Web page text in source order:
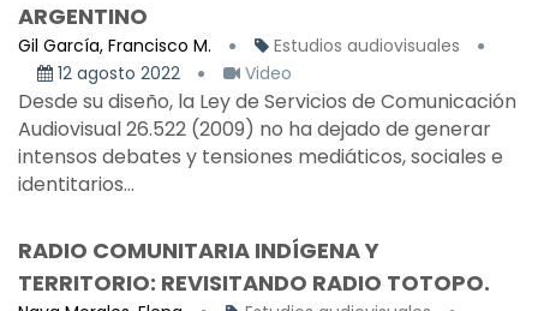
ARGENTINO
Gil García, Francisco M.
Estudios audiovisuales
12 agosto 2022
Video
Desde su diseño, la Ley de Servicios de Comunicación
Audiovisual 26.522 (2009) no ha dejado de generar
intensos debates y tensiones mediáticos, sociales e
identitarios...
RADIO COMUNITARIA INDÍGENA Y
TERRITORIO: REVISITANDO RADIO TOTOPO.